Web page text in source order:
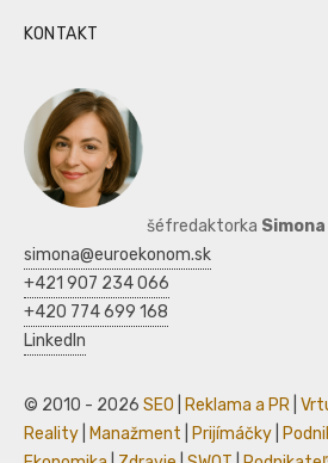
KONTAKT
šéfredaktorka
simona@euroekonom.sk
+421 907 234 066
+420 774 699 168
LinkedIn
© 2010 - 2026 SEO Reklama a PR
Reality
Manažment Prijímáčky